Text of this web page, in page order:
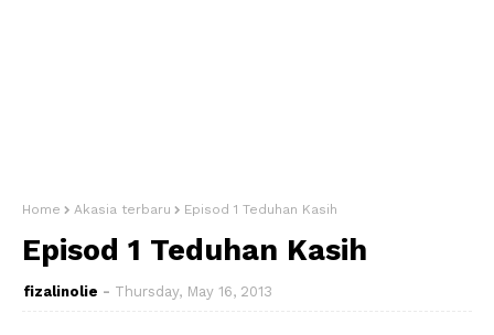
Home Akasia terbaru Episod 1 Teduhan Kasih
Episod 1 Teduhan Kasih
fizalinolie Thursday, May 16, 2013